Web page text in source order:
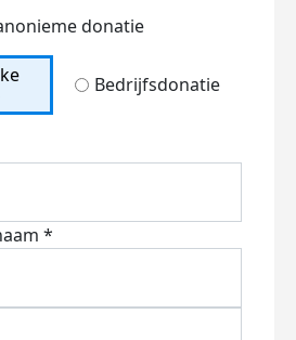
donatie
Bedrijfsdonatie
*